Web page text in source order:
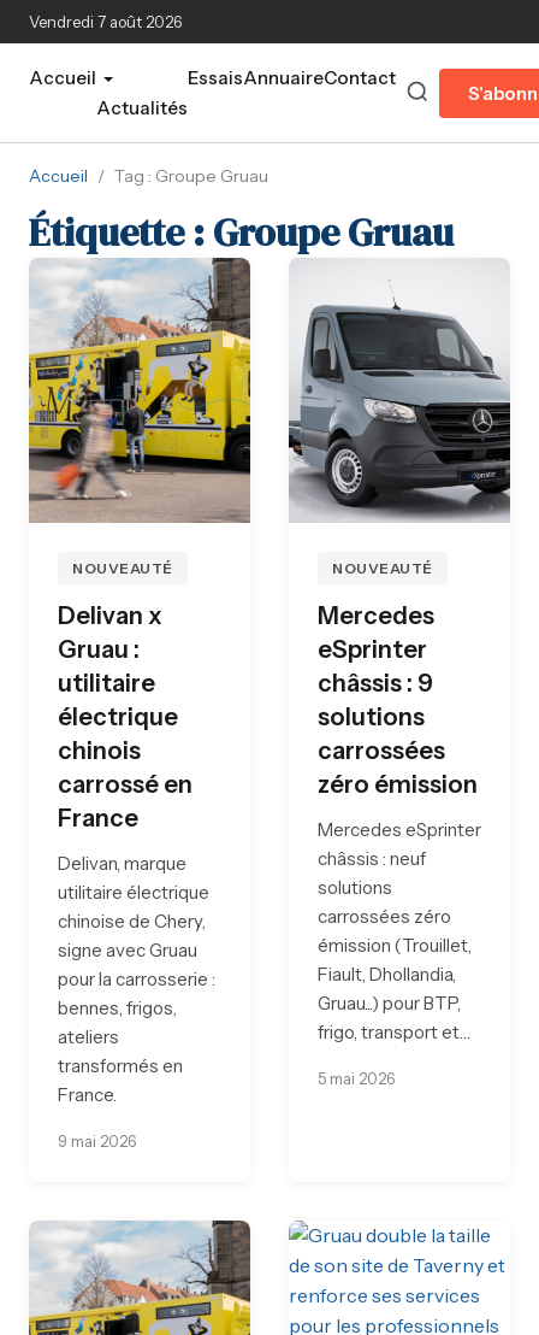
Aller au contenu principal
Vendredi 7 août 2026
Accueil
Actualités
EssaisAnnuaireContact
Accueil / Tag : Groupe Gruau
Étiquette :Groupe Gruau
NOUVEAUTÉ
Delivan x
Gruau :
utilitaire
électrique
chinois
carrossé en
France
Delivan, marque
utilitaire électrique
chinoise de Chery,
signe avec Gruau
pour la carrosserie :
bennes, frigos,
ateliers
transformés en
France.
9 mai 2026
NOUVEAUTÉ
Mercedes
eSprinter
châssis : 9
solutions
carrossées
zéro émission
Mercedes eSprinter
châssis : neuf
solutions
carrossées zéro
émission (Trouillet,
Fiault, Dhollandia,
Gruau...) pour BTP,
frigo, transport et…
5 mai 2026